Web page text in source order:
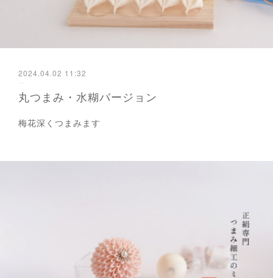
2024.04.02 11:32
丸つまみ・水糊バージョン
梅花深くつまみます